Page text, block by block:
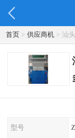
首页> 供应商机> 汕
型号